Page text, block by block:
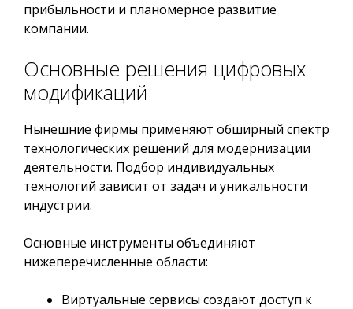
прибыльности и планомерное развитие
компании.
Основные решения цифровых
модификаций
Нынешние фирмы применяют обширный спектр
технологических решений для модернизации
деятельности. Подбор индивидуальных
технологий зависит от задач и уникальности
индустрии.
Основные инструменты объединяют
нижеперечисленные области:
Виртуальные сервисы создают доступ к